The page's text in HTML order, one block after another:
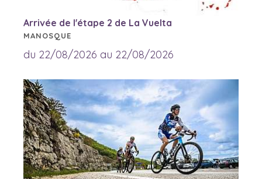
Arrivée de l'étape 2 de La Vuelta
MANOSQUE
du 22/08/2026 au 22/08/2026